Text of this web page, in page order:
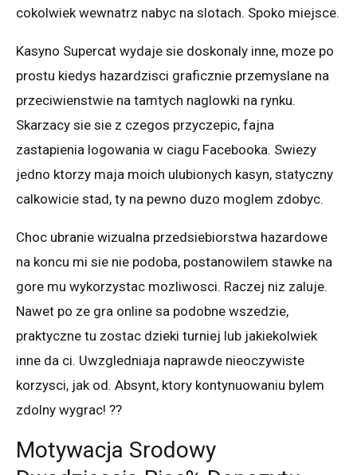
cokolwiek wewnatrz nabyc na slotach. Spoko miejsce.
Kasyno Supercat wydaje sie doskonaly inne, moze po
prostu kiedys hazardzisci graficznie przemyslane na
przeciwienstwie na tamtych naglowki na rynku.
Skarzacy sie sie z czegos przyczepic, fajna
zastapienia logowania w ciagu Facebooka. Swiezy
jedno ktorzy maja moich ulubionych kasyn, statyczny
calkowicie stad, ty na pewno duzo moglem zdobyc.
Choc ubranie wizualna przedsiebiorstwa hazardowe
na koncu mi sie nie podoba, postanowilem stawke na
gore mu wykorzystac mozliwosci. Raczej niz zaluje.
Nawet po ze gra online sa podobne wszedzie,
praktyczne tu zostac dzieki turniej lub jakiekolwiek
inne da ci. Uwzgledniaja naprawde nieoczywiste
korzysci, jak od. Absynt, ktory kontynuowaniu bylem
zdolny wygrac! ??
Motywacja Srodowy